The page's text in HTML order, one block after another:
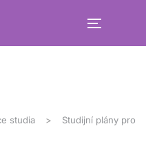
studia Studijní plány pro